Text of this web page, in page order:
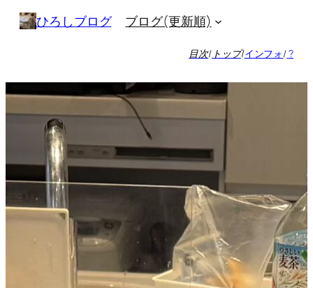
キ
ッ
プ
ひろしブログ ブログ(更新順)
目次/ トップ/インフォ/?